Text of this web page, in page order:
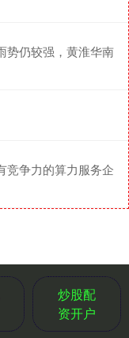
势仍较强，黄淮华南
竞争力的算力服务企
炒股配
资开户